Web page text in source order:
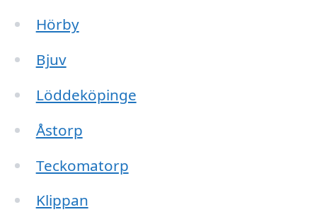
Hörby
Bjuv
Löddeköpinge
Åstorp
Teckomatorp
Klippan